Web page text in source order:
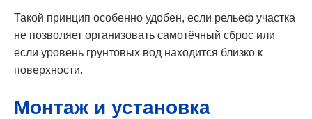
Такой принцип особенно удобен, если рельеф участка
не позволяет организовать самотёчный сброс или
если уровень грунтовых вод находится близко к
поверхности.
Монтаж и установка